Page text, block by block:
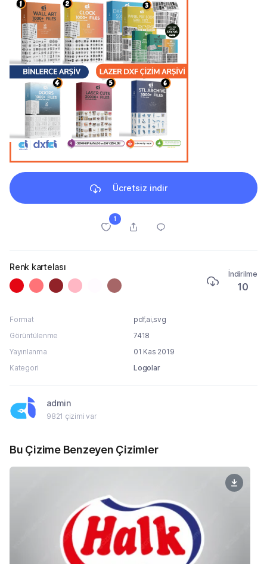
Ücretsiz indir
1
Renk kartelası
İndirilme
10
Format
pdf,ai,svg
Görüntülenme
7418
Yayınlanma
01 Kas 2019
Kategori
Logolar
admin
9821 çizimi var
Bu Çizime Benzeyen Çizimler